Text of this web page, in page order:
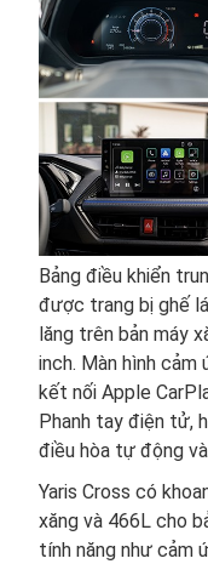
Bảng điều khiển
được trang bị ghế
lăng trên bản máy
inch. Màn hình
kết nối Apple
Phanh tay điện tử,
điều hòa tự động
Yaris Cross có
xăng và 466L cho
tính năng như cảm